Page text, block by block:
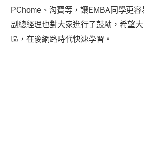
PChome、淘寶等，讓EMBA同學更
副總經理也對大家進行了鼓勵，希望
區，在後網路時代快速學習。